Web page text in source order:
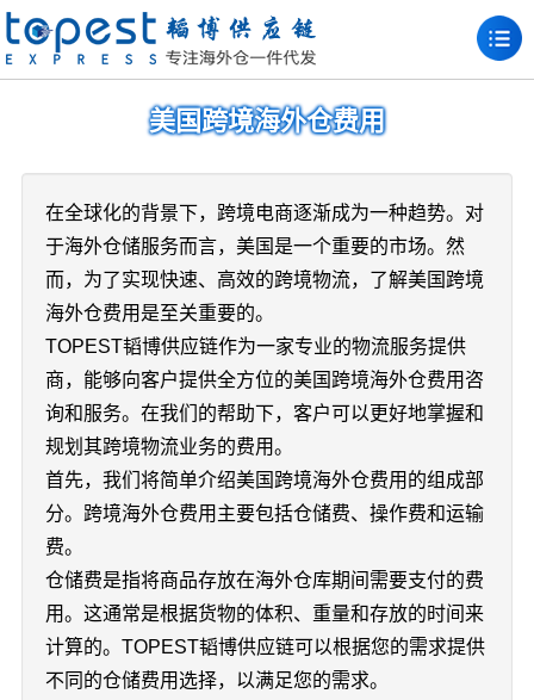
美国跨境海外仓费用
在全球化的背景下，跨境电商逐渐成为一种趋势。对
于海外仓储服务而言，美国是一个重要的市场。然
而，为了实现快速、高效的跨境物流，了解美国跨境
海外仓费用是至关重要的。
TOPEST韬博供应链作为一家专业的物流服务提供
商，能够向客户提供全方位的美国跨境海外仓费用咨
询和服务。在我们的帮助下，客户可以更好地掌握和
规划其跨境物流业务的费用。
首先，我们将简单介绍美国跨境海外仓费用的组成部
分。跨境海外仓费用主要包括仓储费、操作费和运输
费。
仓储费是指将商品存放在海外仓库期间需要支付的费
用。这通常是根据货物的体积、重量和存放的时间来
计算的。TOPEST韬博供应链可以根据您的需求提供
不同的仓储费用选择，以满足您的需求。